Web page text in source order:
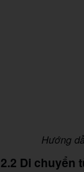
Hướng
2.2 Di chuyển